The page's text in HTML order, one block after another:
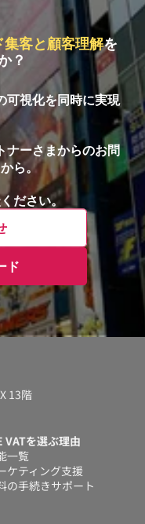
客と顧客理解を
？
可視化を同時に実現
ナーさまからのお問
ら。
ださい。
ド
13階
VATを選ぶ理由
一覧
ケティング支援
の手続きサポート